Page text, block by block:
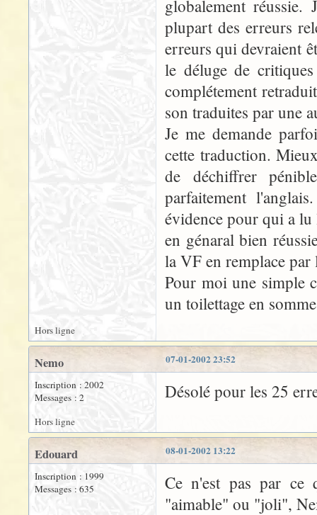
globalement
plupart des erreurs
erreurs qui devraient
le déluge de
complétement
son traduites par une
Je me demande
cette traduction.
de déchiffrer
parfaitement
évidence pour qui a lu
en génaral bien
la VF en remplace par
Pour moi une simple
un toilettage en
Hors ligne
07-01-2002 23:52
Nemo
Inscription : 2002
Messages : 2
Désolé pour les 25
Hors ligne
08-01-2002 13:22
Edouard
Inscription : 1999
Messages : 635
Ce n'est pas par ce
"aimable" ou "joli",